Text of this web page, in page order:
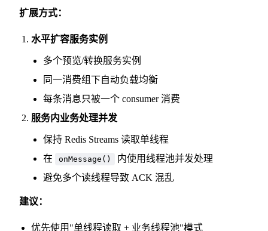
扩展方式：
水平扩容服务实例
多个预览/转换服务实例
同一消费组下自动负载均衡
每条消息只被一个 consumer 消费
服务内业务处理并发
保持 Redis Streams 读取单线程
在
onMessage()
内使用线程池并发处理
避免多个读线程导致 ACK 混乱
建议：
优先使用"单线程读取 + 业务线程池"模式